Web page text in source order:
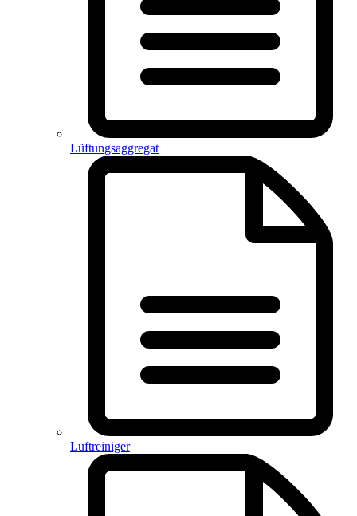
Lüftungsaggregat
Luftreiniger